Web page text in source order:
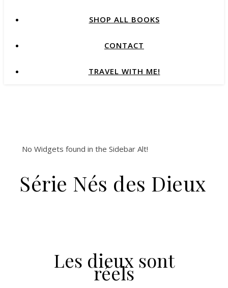
SHOP ALL BOOKS
CONTACT
TRAVEL WITH ME!
No Widgets found in the Sidebar Alt!
Série Nés des Dieux
Les dieux sont
réels